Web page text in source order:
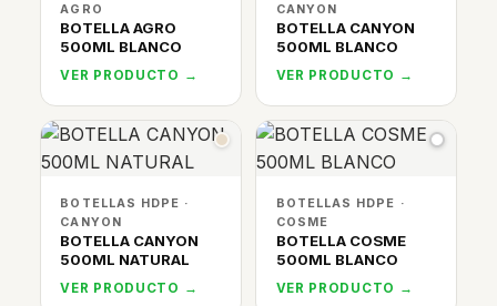
AGRO
BOTELLA AGRO
500ML BLANCO
VER PRODUCTO →
CANYON
BOTELLA CANYON
500ML BLANCO
VER PRODUCTO →
BOTELLAS HDPE ·
CANYON
BOTELLA CANYON
500ML NATURAL
VER PRODUCTO →
BOTELLAS HDPE ·
COSME
BOTELLA COSME
500ML BLANCO
VER PRODUCTO →